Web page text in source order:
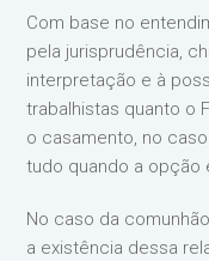
Com base no
pela jurisprudência,
interpretação e à
trabalhistas quanto o
o casamento, no
tudo quando a opção
No caso da
a existência dessa